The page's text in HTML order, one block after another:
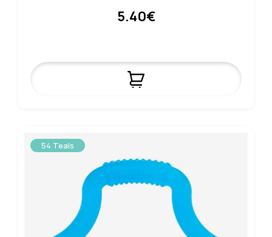
5.40€
54 Teals